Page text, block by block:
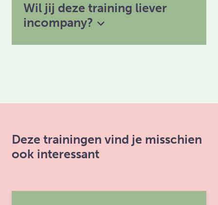
Wil jij deze training liever
incompany?
Deze trainingen vind je misschien
ook interessant